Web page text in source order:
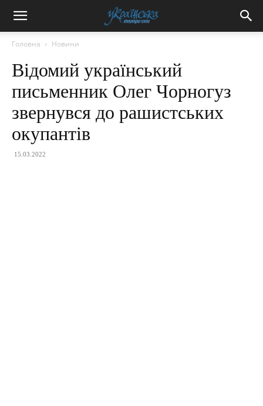
Головна Новини
Відомий український
письменник Олег Чорногуз
звернувся до рашистських
окупантів
15.03.2022